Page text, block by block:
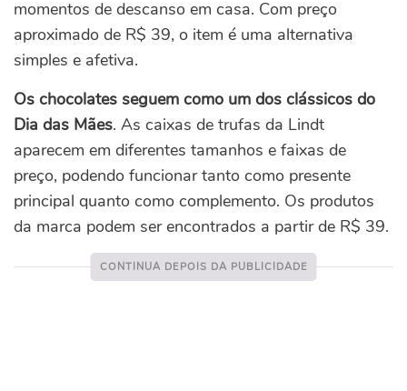
momentos de descanso em casa. Com preço
aproximado de R$ 39, o item é uma alternativa
simples e afetiva.
Os chocolates seguem como um dos clássicos do
Dia das Mães. As caixas de trufas da Lindt
aparecem em diferentes tamanhos e faixas de
preço, podendo funcionar tanto como presente
principal quanto como complemento. Os produtos
da marca podem ser encontrados a partir de R$ 39.